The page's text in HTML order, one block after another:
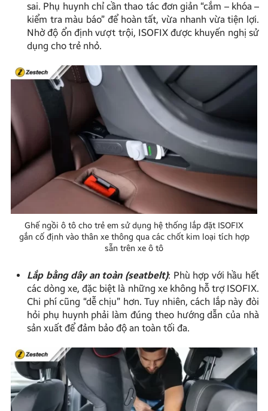
sai. Phụ huynh chỉ cần thao tác đơn giản “cắm – khóa –
kiểm tra màu báo” để hoàn tất, vừa nhanh vừa tiện lợi.
Nhờ độ ổn định vượt trội, ISOFIX được khuyến nghị sử
dụng cho trẻ nhỏ.
Ghế ngồi ô tô cho trẻ em sử dụng hệ thống lắp đặt ISOFIX
gắn cố định vào thân xe thông qua các chốt kim loại tích hợp
sẵn trên xe ô tô
Lắp bằng dây an toàn (seatbelt): Phù hợp với hầu hết
các dòng xe, đặc biệt là những xe không hỗ trợ ISOFIX.
Chi phí cũng “dễ chịu” hơn. Tuy nhiên, cách lắp này đòi
hỏi phụ huynh phải làm đúng theo hướng dẫn của nhà
sản xuất để đảm bảo độ an toàn tối đa.